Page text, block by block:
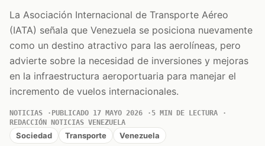
La Asociación Internacional de Transporte Aéreo
(IATA) señala que Venezuela se posiciona nuevamente
como un destino atractivo para las aerolíneas, pero
advierte sobre la necesidad de inversiones y mejoras
en la infraestructura aeroportuaria para manejar el
incremento de vuelos internacionales.
NOTICIAS PUBLICADO 17 MAYO 2026
5 MIN DE LECTURA
REDACCIÓN NOTICIAS VENEZUELA
Sociedad Transporte Venezuela